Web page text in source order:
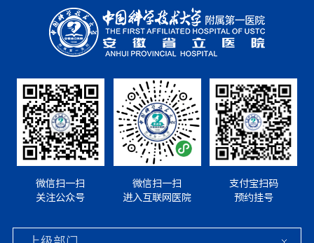
微信扫一扫
关注公众号
微信扫一扫
进入互联网医院
支付宝扫码
预约挂号